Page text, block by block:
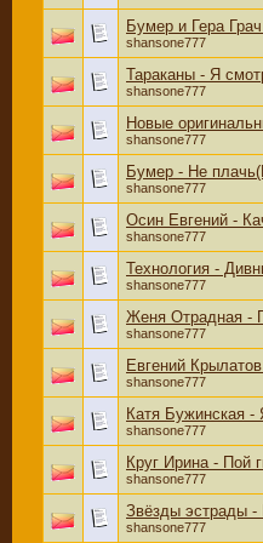
Бумер и Гера
shansone777
Тараканы - Я
shansone777
Новые
shansone777
Бумер - Не
shansone777
Осин Евгений -
shansone777
Технология -
shansone777
Женя Отрадная -
shansone777
Евгений
shansone777
Катя Бужинская -
shansone777
Круг Ирина - Пой
shansone777
Звёзды эстрады -
shansone777